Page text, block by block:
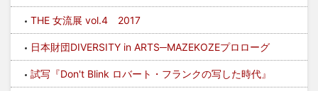
THE 女流展 vol.4 2017
日本財団DIVERSITY in ARTS─MAZEKOZEプロローグ
試写『Don't Blink ロバート・フランクの写した時代』